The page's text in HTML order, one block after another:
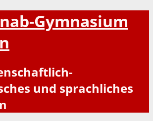
Gymnasium
und sprachliches